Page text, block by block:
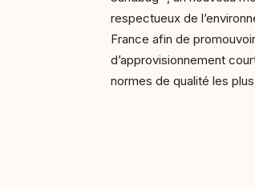
respectueux de
France afin de
d’approvisionnement
normes de qualité les